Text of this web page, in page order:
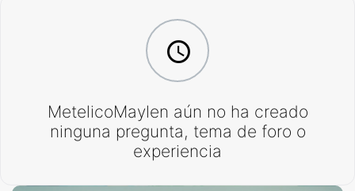
MetelicoMaylen aún no ha creado
ninguna pregunta, tema de foro o
experiencia